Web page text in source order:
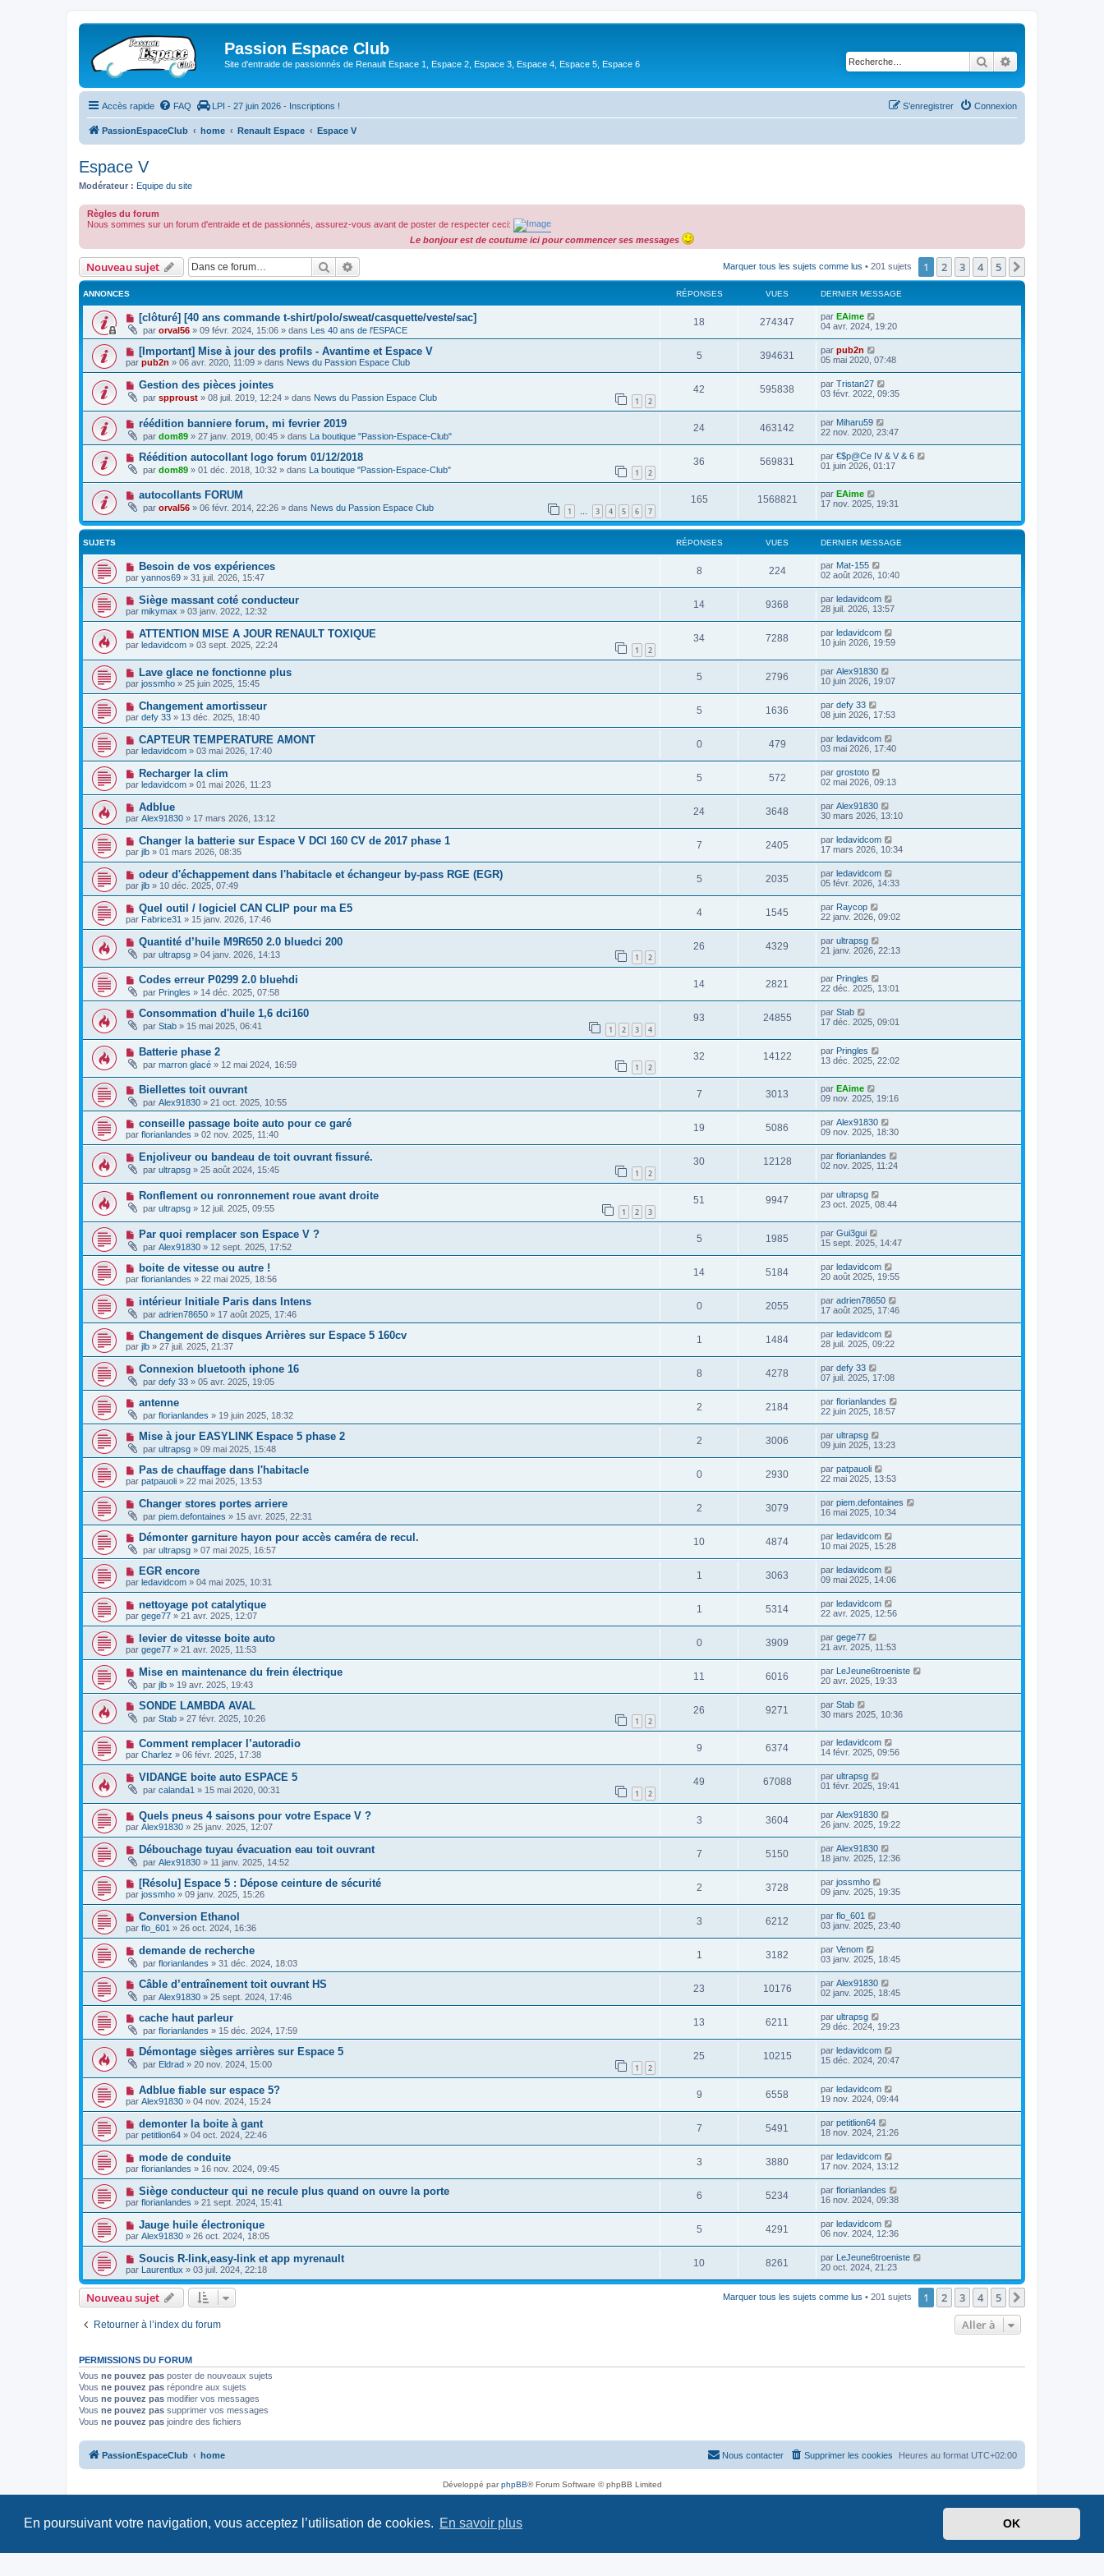
En poursuivant votre navigation, vous acceptez l’utilisation de cookies. En savoir plus OK
Passion Espace Club
Site d'entraide de passionnés de Renault Espace 1, Espace 2, Espace 3, Espace 4, Espace 5, Espace 6 Rechercher
Accès rapide FAQ LPI - 27 juin 2026 - Inscriptions ! Connexion
S’enregistrer
PassionEspaceClub home Renault Espace Espace V
Espace V
Modérateur : Equipe du site
Règles du forum
Nous sommes sur un forum d'entraide et de passionnés, assurez-vous avant de poster de respecter ceci:
Le bonjour est de coutume ici pour commencer ses messages
Nouveau sujet Rechercher Marquer tous les sujets comme lus • 201 sujets 1 2 3 4 5
ANNONCES RÉPONSES VUES DERNIER MESSAGE
[clôturé] [40 ans commande t-shirt/polo/sweat/casquette/veste/sac]
par orval56 » 09 févr. 2024, 15:06 » dans Les 40 ans de l'ESPACE
18 274347 par EAime
04 avr. 2024, 19:20
[Important] Mise à jour des profils - Avantime et Espace V
par pub2n » 06 avr. 2020, 11:09 » dans News du Passion Espace Club
5 394631 par pub2n
05 mai 2020, 07:48
Gestion des pièces jointes
par spproust » 08 juil. 2019, 12:24 » dans News du Passion Espace Club 1 2
42 595838 par Tristan27
03 févr. 2022, 09:35
réédition banniere forum, mi fevrier 2019
par dom89 » 27 janv. 2019, 00:45 » dans La boutique "Passion-Espace-Club"
24 463142 par Miharu59
22 nov. 2020, 23:47
Réédition autocollant logo forum 01/12/2018
par dom89 » 01 déc. 2018, 10:32 » dans La boutique "Passion-Espace-Club" 1 2
36 569831 par €$p@Ce IV & V & 6
01 juin 2026, 01:17
autocollants FORUM
par orval56 » 06 févr. 2014, 22:26 » dans News du Passion Espace Club 1 … 3 4 5 6 7
165 1568821 par EAime
17 nov. 2025, 19:31
SUJETS RÉPONSES VUES DERNIER MESSAGE
Besoin de vos expériences
par yannos69 » 31 juil. 2026, 15:47
8 224 par Mat-155
02 août 2026, 10:40
Siège massant coté conducteur
par mikymax » 03 janv. 2022, 12:32
14 9368 par ledavidcom
28 juil. 2026, 13:57
ATTENTION MISE A JOUR RENAULT TOXIQUE
par ledavidcom » 03 sept. 2025, 22:24 1 2
34 7288 par ledavidcom
10 juin 2026, 19:59
Lave glace ne fonctionne plus
par jossmho » 25 juin 2025, 15:45
5 2796 par Alex91830
10 juin 2026, 19:07
Changement amortisseur
par defy 33 » 13 déc. 2025, 18:40
5 1636 par defy 33
08 juin 2026, 17:53
CAPTEUR TEMPERATURE AMONT
par ledavidcom » 03 mai 2026, 17:40
0 479 par ledavidcom
03 mai 2026, 17:40
Recharger la clim
par ledavidcom » 01 mai 2026, 11:23
5 572 par grostoto
02 mai 2026, 09:13
Adblue
par Alex91830 » 17 mars 2026, 13:12
24 3648 par Alex91830
30 mars 2026, 13:10
Changer la batterie sur Espace V DCI 160 CV de 2017 phase 1
par jlb » 01 mars 2026, 08:35
7 2405 par ledavidcom
17 mars 2026, 10:34
odeur d'échappement dans l'habitacle et échangeur by-pass RGE (EGR)
par jlb » 10 déc. 2025, 07:49
5 2035 par ledavidcom
05 févr. 2026, 14:33
Quel outil / logiciel CAN CLIP pour ma E5
par Fabrice31 » 15 janv. 2026, 17:46
4 1545 par Raycop
22 janv. 2026, 09:02
Quantité d’huile M9R650 2.0 bluedci 200
par ultrapsg » 04 janv. 2026, 14:13 1 2
26 4329 par ultrapsg
21 janv. 2026, 22:13
Codes erreur P0299 2.0 bluehdi
par Pringles » 14 déc. 2025, 07:58
14 2821 par Pringles
22 déc. 2025, 13:01
Consommation d'huile 1,6 dci160
par Stab » 15 mai 2025, 06:41 1 2 3 4
93 24855 par Stab
17 déc. 2025, 09:01
Batterie phase 2
par marron glacé » 12 mai 2024, 16:59 1 2
32 14122 par Pringles
13 déc. 2025, 22:02
Biellettes toit ouvrant
par Alex91830 » 21 oct. 2025, 10:55
7 3013 par EAime
09 nov. 2025, 19:16
conseille passage boite auto pour ce garé
par florianlandes » 02 nov. 2025, 11:40
19 5086 par Alex91830
09 nov. 2025, 18:30
Enjoliveur ou bandeau de toit ouvrant fissuré.
par ultrapsg » 25 août 2024, 15:45 1 2
30 12128 par florianlandes
02 nov. 2025, 11:24
Ronflement ou ronronnement roue avant droite
par ultrapsg » 12 juil. 2025, 09:55 1 2 3
51 9947 par ultrapsg
23 oct. 2025, 08:44
Par quoi remplacer son Espace V ?
par Alex91830 » 12 sept. 2025, 17:52
5 1985 par Gui3gui
15 sept. 2025, 14:47
boite de vitesse ou autre !
par florianlandes » 22 mai 2025, 18:56
14 5184 par ledavidcom
20 août 2025, 19:55
intérieur Initiale Paris dans Intens
par adrien78650 » 17 août 2025, 17:46
0 2055 par adrien78650
17 août 2025, 17:46
Changement de disques Arrières sur Espace 5 160cv
par jlb » 27 juil. 2025, 21:37
1 1484 par ledavidcom
28 juil. 2025, 09:22
Connexion bluetooth iphone 16
par defy 33 » 05 avr. 2025, 19:05
8 4278 par defy 33
07 juil. 2025, 17:08
antenne
par florianlandes » 19 juin 2025, 18:32
2 2184 par florianlandes
22 juin 2025, 18:57
Mise à jour EASYLINK Espace 5 phase 2
par ultrapsg » 09 mai 2025, 15:48
2 3006 par ultrapsg
09 juin 2025, 13:23
Pas de chauffage dans l'habitacle
par patpauoli » 22 mai 2025, 13:53
0 2930 par patpauoli
22 mai 2025, 13:53
Changer stores portes arriere
par piem.defontaines » 15 avr. 2025, 22:31
2 3079 par piem.defontaines
16 mai 2025, 10:34
Démonter garniture hayon pour accès caméra de recul.
par ultrapsg » 07 mai 2025, 16:57
10 4874 par ledavidcom
10 mai 2025, 15:28
EGR encore
par ledavidcom » 04 mai 2025, 10:31
1 3063 par ledavidcom
09 mai 2025, 14:06
nettoyage pot catalytique
par gege77 » 21 avr. 2025, 12:07
1 5314 par ledavidcom
22 avr. 2025, 12:56
levier de vitesse boite auto
par gege77 » 21 avr. 2025, 11:53
0 3909 par gege77
21 avr. 2025, 11:53
Mise en maintenance du frein électrique
par jlb » 19 avr. 2025, 19:43
11 6016 par LeJeune6troeniste
20 avr. 2025, 19:33
SONDE LAMBDA AVAL
par Stab » 27 févr. 2025, 10:26 1 2
26 9271 par Stab
30 mars 2025, 10:36
Comment remplacer l’autoradio
par Charlez » 06 févr. 2025, 17:38
9 6374 par ledavidcom
14 févr. 2025, 09:56
VIDANGE boite auto ESPACE 5
par calanda1 » 15 mai 2020, 00:31 1 2
49 67088 par ultrapsg
01 févr. 2025, 19:41
Quels pneus 4 saisons pour votre Espace V ?
par Alex91830 » 25 janv. 2025, 12:07
3 3604 par Alex91830
26 janv. 2025, 19:22
Débouchage tuyau évacuation eau toit ouvrant
par Alex91830 » 11 janv. 2025, 14:52
7 5150 par Alex91830
18 janv. 2025, 12:36
[Résolu] Espace 5 : Dépose ceinture de sécurité
par jossmho » 09 janv. 2025, 15:26
2 3728 par jossmho
09 janv. 2025, 19:35
Conversion Ethanol
par flo_601 » 26 oct. 2024, 16:36
3 6212 par flo_601
03 janv. 2025, 23:40
demande de recherche
par florianlandes » 31 déc. 2024, 18:03
1 3182 par Venom
03 janv. 2025, 18:45
Câble d’entraînement toit ouvrant HS
par Alex91830 » 25 sept. 2024, 17:46
23 10176 par Alex91830
02 janv. 2025, 18:45
cache haut parleur
par florianlandes » 15 déc. 2024, 17:59
13 6211 par ultrapsg
29 déc. 2024, 19:23
Démontage sièges arrières sur Espace 5
par Eldrad » 20 nov. 2024, 15:00 1 2
25 10215 par ledavidcom
15 déc. 2024, 20:47
Adblue fiable sur espace 5?
par Alex91830 » 04 nov. 2024, 15:24
9 6558 par ledavidcom
19 nov. 2024, 09:44
demonter la boite à gant
par petitlion64 » 04 oct. 2024, 22:46
7 5491 par petitlion64
18 nov. 2024, 21:26
mode de conduite
par florianlandes » 16 nov. 2024, 09:45
3 3880 par ledavidcom
17 nov. 2024, 13:12
Siège conducteur qui ne recule plus quand on ouvre la porte
par florianlandes » 21 sept. 2024, 15:41
6 5234 par florianlandes
16 nov. 2024, 09:38
Jauge huile électronique
par Alex91830 » 26 oct. 2024, 18:05
5 4291 par ledavidcom
06 nov. 2024, 12:36
Soucis R-link,easy-link et app myrenault
par Laurentlux » 03 juil. 2024, 22:18
10 8261 par LeJeune6troeniste
20 oct. 2024, 21:23
Nouveau sujet Marquer tous les sujets comme lus • 201 sujets 1 2 3 4 5
Retourner à l’index du forum Aller à
PERMISSIONS DU FORUM
Vous ne pouvez pas poster de nouveaux sujets
Vous ne pouvez pas répondre aux sujets
Vous ne pouvez pas modifier vos messages
Vous ne pouvez pas supprimer vos messages
Vous ne pouvez pas joindre des fichiers
PassionEspaceClub home Heures au format UTC+02:00
Supprimer les cookies
Nous contacter
Développé parphpBB® Forum Software © phpBB Limited